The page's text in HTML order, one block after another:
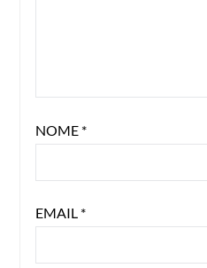
NOME *
EMAIL *